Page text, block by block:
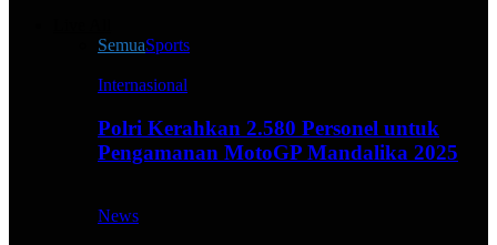
SemuaSports
Internasional
Polri Kerahkan 2.580 Personel untuk
Pengamanan MotoGP Mandalika 2025
News